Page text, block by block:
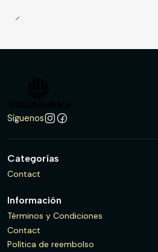
Síguenos
Categorías
Contact
Información
Términos y Condiciones
Contact
Política de reembolso